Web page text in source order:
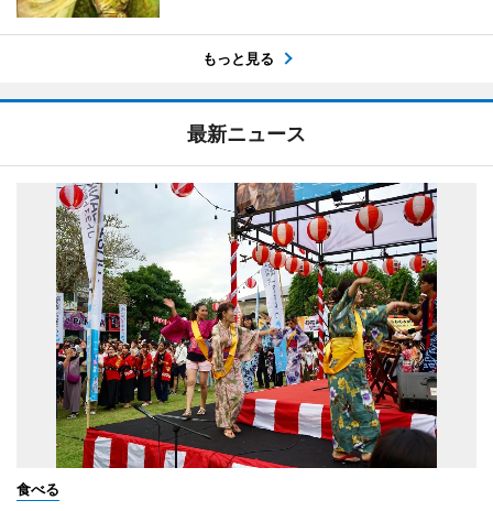
もっと見る
最新ニュース
食べる